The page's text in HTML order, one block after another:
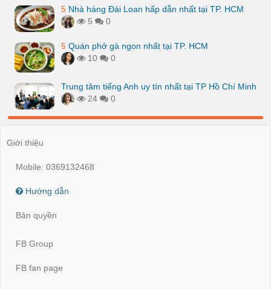
5 Nhà hàng Đài Loan hấp dẫn nhất tại TP. HCM
5
0
5 Quán phở gà ngon nhất tại TP. HCM
10
0
Trung tâm tiếng Anh uy tín nhất tại TP Hồ Chí Minh
24
0
Giới thiệu
Mobile: 0369132468
Hướng dẫn
Bản quyền
FB Group
FB fan page